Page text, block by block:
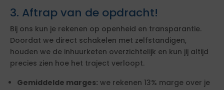
3. Aftrap van de opdracht!
Bij ons kun je rekenen op openheid en transparantie.
Doordat we direct schakelen met zelfstandigen,
houden we de inhuurketen overzichtelijk en kun jij altijd
precies zien hoe het traject verloopt.
Gemiddelde marges: we rekenen 13% marge over je